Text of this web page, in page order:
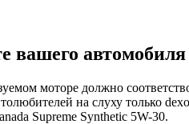
вашего автомобиля
моторе должно
на слуху только
Supreme Synthetic 5W-30.